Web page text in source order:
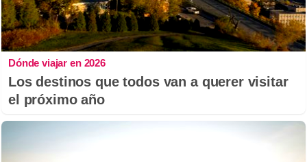
Dónde viajar en 2026
Los destinos que todos van a querer visitar
el próximo año